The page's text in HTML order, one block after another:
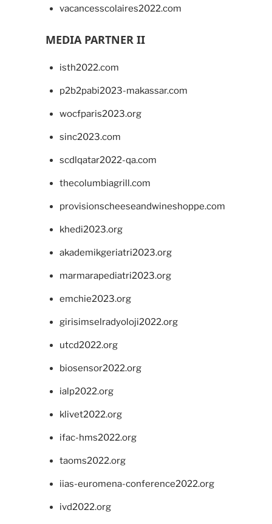
vacancesscolaires2022.com
MEDIA PARTNER II
isth2022.com
p2b2pabi2023-makassar.com
wocfparis2023.org
sinc2023.com
scdlqatar2022-qa.com
thecolumbiagrill.com
provisionscheeseandwineshoppe.com
khedi2023.org
akademikgeriatri2023.org
marmarapediatri2023.org
emchie2023.org
girisimselradyoloji2022.org
utcd2022.org
biosensor2022.org
ialp2022.org
klivet2022.org
ifac-hms2022.org
taoms2022.org
iias-euromena-conference2022.org
ivd2022.org